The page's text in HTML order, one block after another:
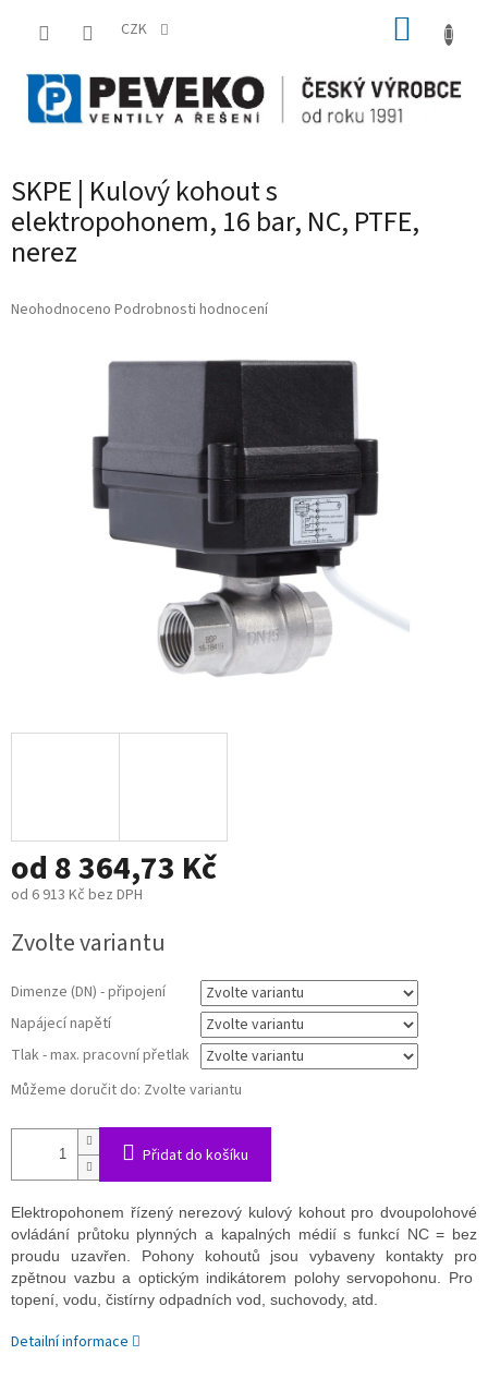
CZK
SKPE | Kulový kohout s
elektropohonem, 16 bar, NC, PTFE,
nerez
Průměrné
Neohodnoceno Podrobnosti hodnocení
od 8 364,73 Kč
od 6 913 Kč bez DPH
cena:
Zvolte variantu
Dimenze (DN) - připojení
Napájecí napětí
Tlak - max. pracovní přetlak
Můžeme doručit do: Zvolte variantu
Přidat do košíku
Elektropohonem řízený nerezový kulový kohout pro dvoupolohové
ovládání průtoku plynných a kapalných médií s funkcí NC = bez
proudu uzavřen. Pohony kohoutů jsou vybaveny kontakty pro
zpětnou vazbu a optickým indikátorem polohy servopohonu. Pro
topení, vodu, čistírny odpadních vod, suchovody, atd.
Detailní informace